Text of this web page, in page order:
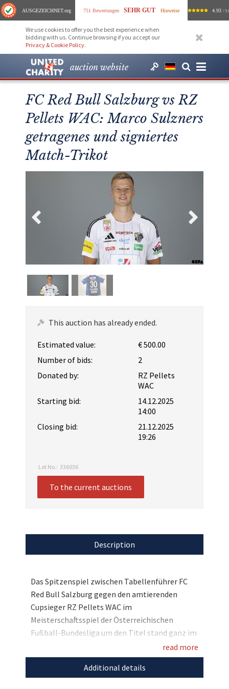
AUSGEZEICHNET.org 751 Bewertungen SEHR GUT Hinweise 4.93 /
We use cookies to offer you the best experience when
bidding with us. Continue browsing if you accept our
Privacy & Cookie Policy.
auction website
FC Red Bull Salzburg vs RZ
Pellets WAC: Marco Sulzners
getragenes und signiertes
Match-Trikot
This auction has already ended.
Estimated value:
€ 500.00
Number of bids:
2
Donated by:
RZ Pellets
WAC
Starting bid:
14.12.2025
14:00
Closing bid:
21.12.2025
19:26
Lot No.: 336036
To the current auctions
Description
Das Spitzenspiel zwischen Tabellenführer FC
Red Bull Salzburg gegen den amtierenden
Cupsieger RZ Pellets WAC im
Meisterschaftsspiel der Österreichischen
Fußball-Bundesliga um den Titel stand ganz im
Zeichen des österreichischen Nachwuchs- und
Behindertensports. Die beiden Spitzenclubs
machen für den guten Zweck gemeinsame
read more
Additional details